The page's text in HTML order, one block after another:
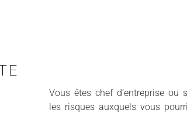
Vous êtes chef d’entreprise
les risques auxquels vous